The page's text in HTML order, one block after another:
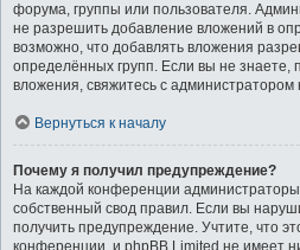
форума, группы или пользователя.
не разрешить добавление вложений в
возможно, что добавлять вложения
определённых групп. Если вы не знаете,
вложения, свяжитесь с
Вернуться к началу
Почему я получил предупреждение?
На каждой конференции
собственный свод правил. Если вы
получить предупреждение. Учтите, что
конференции, и phpBB Limited не имеет